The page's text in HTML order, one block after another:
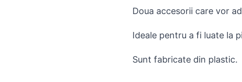
Doua accesorii care vor
Ideale pentru a fi luate la
Sunt fabricate din plastic.